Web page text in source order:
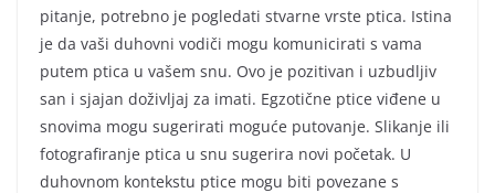
pitanje, potrebno je pogledati stvarne vrste ptica. Istina
je da vaši duhovni vodiči mogu komunicirati s vama
putem ptica u vašem snu. Ovo je pozitivan i uzbudljiv
san i sjajan doživljaj za imati. Egzotične ptice viđene u
snovima mogu sugerirati moguće putovanje. Slikanje ili
fotografiranje ptica u snu sugerira novi početak. U
duhovnom kontekstu ptice mogu biti povezane s